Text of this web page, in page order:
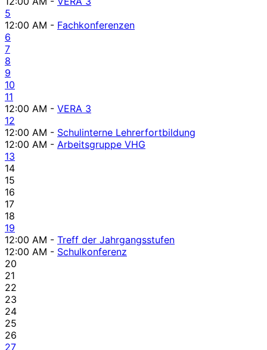
5
12:00 AM - Fachkonferenzen
6
7
8
9
10
11
12:00 AM - VERA 3
12
12:00 AM - Schulinterne Lehrerfortbildung
12:00 AM - Arbeitsgruppe VHG
13
14
15
16
17
18
19
12:00 AM - Treff der Jahrgangsstufen
12:00 AM - Schulkonferenz
20
21
22
23
24
25
26
27